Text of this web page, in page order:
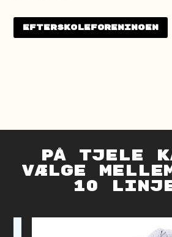
Efterskoleforeningen
på tjele
vælge
10